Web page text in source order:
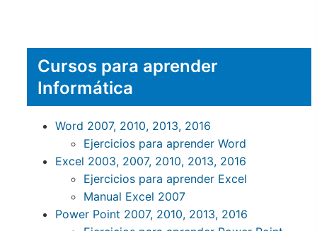
Cursos para aprender
Informática
Word 2007, 2010, 2013, 2016
Ejercicios para aprender Word
Excel 2003, 2007, 2010, 2013, 2016
Ejercicios para aprender Excel
Manual Excel 2007
Power Point 2007, 2010, 2013, 2016